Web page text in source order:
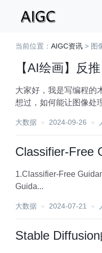
当前位置： AIGC资讯 > 图
【AI绘画】反
大家好，我是写编程的木木。 探索ComfyUI工作流：一键生成提示词 工作流我放在文末了，需要的小火伴自
想过，如何能让图像处理变得更智能、更便捷？ 或者，你是否
大数据 2024-09-26
Classifier-Free
1.Classifier-Free Guidance Scale in Stable Diffusion 笔
Guida...
大数据 2024-07-21
Stable